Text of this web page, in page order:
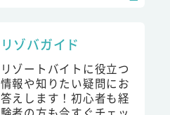
リゾバガイド
リゾートバイトに役立つ
情報や知りたい疑問にお
答えします！初心者も経